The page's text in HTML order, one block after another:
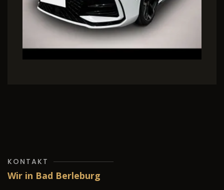
KONTAKT
Wir in Bad Berleburg